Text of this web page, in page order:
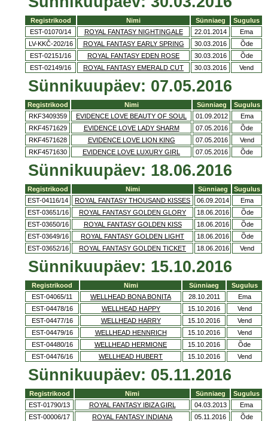
Registrikood Nimi Sünniaeg
Sugulus
EST-01070/14
ROYAL FANTASY NIGHTINGALE 22.01.2014
Ema
LV-KKČ-202/16
ROYAL FANTASY EARLY SPRING 30.03.2016
Õde
EST-02151/16
ROYAL FANTASY EDEN ROSE 30.03.2016
Õde
EST-02149/16
ROYAL FANTASY EMERALD CUT 30.03.2016 Vend
Sünnikuupäev: 07.05.2016
Registrikood Nimi Sünniaeg
Sugulus
RKF3409359
EVIDENCE LOVE BEAUTY OF SOUL 01.09.2012
Ema
RKF4571629
EVIDENCE LOVE LADY SHARM 07.05.2016
Õde
RKF4571628
EVIDENCE LOVE LION KING 07.05.2016
Vend
RKF4571630
EVIDENCE LOVE LUXURY GIRL 07.05.2016 Õde
Sünnikuupäev: 18.06.2016
Registrikood Nimi Sünniaeg
Sugulus
EST-04116/14
ROYAL FANTASY THOUSAND KISSES 06.09.2014
Ema
EST-03651/16
ROYAL FANTASY GOLDEN GLORY 18.06.2016
Õde
EST-03650/16
ROYAL FANTASY GOLDEN KISS 18.06.2016
Õde
EST-03649/16
ROYAL FANTASY GOLDEN LIGHT 18.06.2016
Õde
EST-03652/16
ROYAL FANTASY GOLDEN TICKET 18.06.2016 Vend
Sünnikuupäev: 15.10.2016
Registrikood Nimi Sünniaeg
Sugulus
EST-04065/11
WELLHEAD BONA BONITA 28.10.2011
Ema
EST-04478/16
WELLHEAD HAPPY 15.10.2016
Vend
EST-04477/16
WELLHEAD HARRY 15.10.2016
Vend
EST-04479/16
WELLHEAD HENNRICH 15.10.2016
Vend
EST-04480/16
WELLHEAD HERMIONE 15.10.2016
Õde
EST-04476/16
WELLHEAD HUBERT 15.10.2016 Vend
Sünnikuupäev: 05.11.2016
Registrikood Nimi Sünniaeg
Sugulus
EST-01790/13
ROYAL FANTASY IBIZA GIRL 04.03.2013
Ema
EST-00006/17
ROYAL FANTASY INDIANA 05.11.2016
Õde